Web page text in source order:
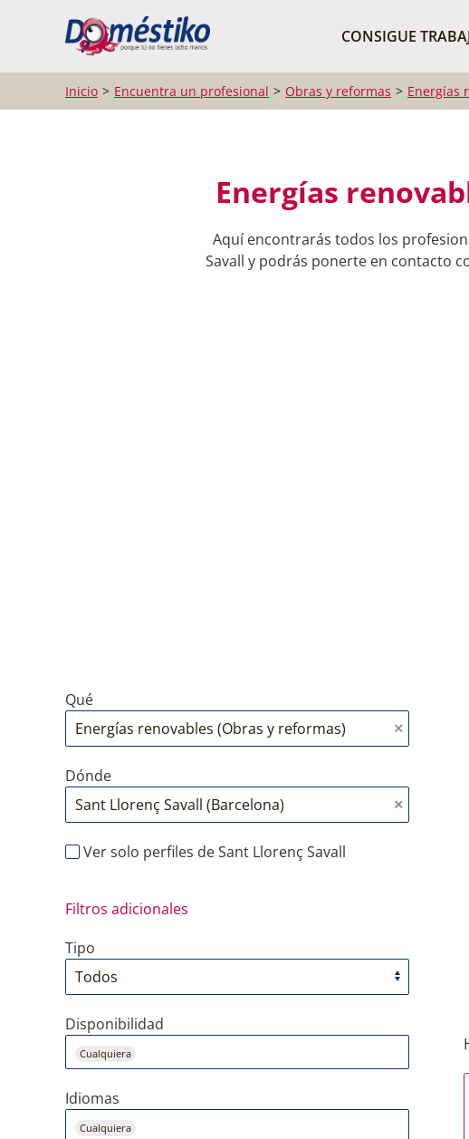
CONSIGUE
Inicio Encuentra un profesional Obras y reformas Energías
Energías
Aquí encontrarás todos los
Savall y podrás ponerte en contacto
Qué
Dónde
Ver solo perfiles de Sant Llorenç Savall
Filtros adicionales
Tipo
Disponibilidad
Cualquiera
Idiomas
Cualquiera